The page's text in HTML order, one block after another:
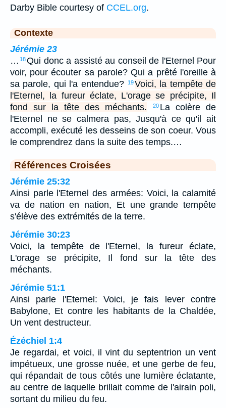
Darby Bible courtesy of CCEL.org.
Contexte
Jérémie 23
… 18Qui donc a assisté au conseil de l'Eternel Pour
voir, pour écouter sa parole? Qui a prêté l'oreille à
sa parole, qui l'a entendue?
19Voici, la tempête de
l'Eternel, la fureur éclate, L'orage se précipite, Il
fond sur la tête des méchants.
20 La colère de
l'Eternel ne se calmera pas, Jusqu'à ce qu'il ait
accompli, exécuté les desseins de son coeur. Vous
le comprendrez dans la suite des temps.…
Références Croisées
Jérémie 25:32
Ainsi parle l'Eternel des armées: Voici, la calamité
va de nation en nation, Et une grande tempête
s'élève des extrémités de la terre.
Jérémie 30:23
Voici, la tempête de l'Eternel, la fureur éclate,
L'orage se précipite, Il fond sur la tête des
méchants.
Jérémie 51:1
Ainsi parle l'Eternel: Voici, je fais lever contre
Babylone, Et contre les habitants de la Chaldée,
Un vent destructeur.
Ézéchiel 1:4
Je regardai, et voici, il vint du septentrion un vent
impétueux, une grosse nuée, et une gerbe de feu,
qui répandait de tous côtés une lumière éclatante,
au centre de laquelle brillait comme de l'airain poli,
sortant du milieu du feu.